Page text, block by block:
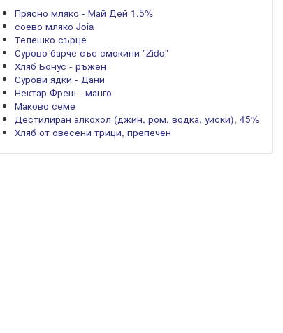
Прясно мляко - Май Дей 1.5%
соево мляко Joia
Телешко сърце
Сурово барче със смокини "Zido"
Хляб Бонус - ръжен
Сурови ядки - Дани
Нектар Фреш - манго
Маково семе
Дестилиран алкохол (джин, ром, водка, уиски), 45%
Хляб от овесени трици, препечен